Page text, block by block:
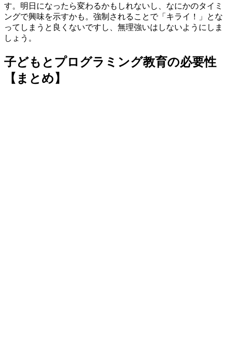
す。明日になったら変わるかもしれないし、なにかのタイミ
ングで興味を示すかも。強制されることで「キライ！」とな
ってしまうと良くないですし、無理強いはしないようにしま
しょう。
子どもとプログラミング教育の必要性
【まとめ】